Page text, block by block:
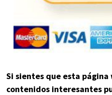
Si sientes que esta
contenidos interesantes